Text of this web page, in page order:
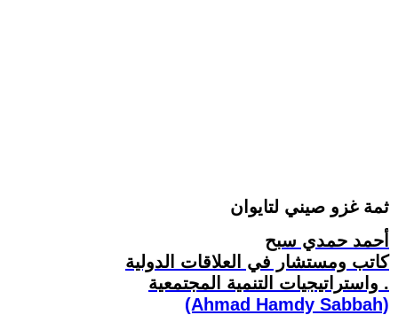
ثمة غزو صيني لتايوان
أحمد حمدي سبح
كاتب ومستشار في العلاقات الدولية
واستراتيجيات التنمية المجتمعية .
(Ahmad Hamdy Sabbah)